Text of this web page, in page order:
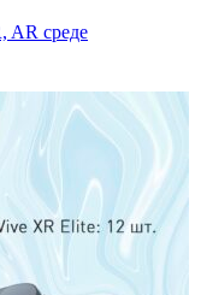
AR среде